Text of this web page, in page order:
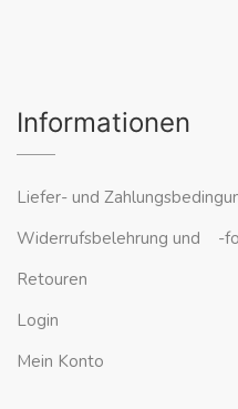
Informationen
Liefer- und
Widerrufsbelehrung und -
Retouren
Login
Mein Konto